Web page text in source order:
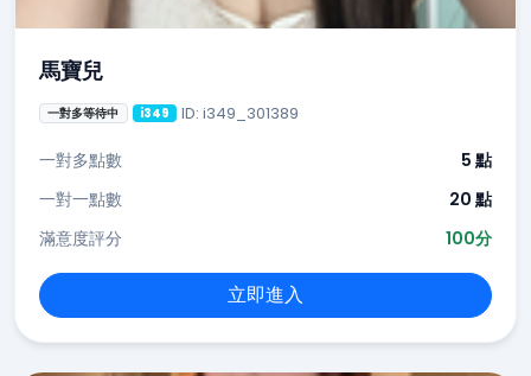
馬寶兒
一對多等待中 i349 ID: i349_301389
一對多點數
5 點
一對一點數
20 點
滿意度評分
100分
立即進入